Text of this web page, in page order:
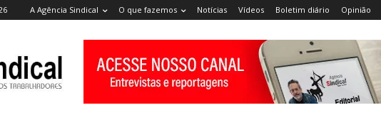
A Agência Sindical O que fazemos Notícias Vídeos Boletim diário Opinião